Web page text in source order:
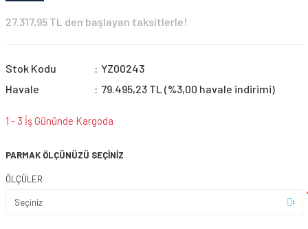
27.317,95 TL den başlayan taksitlerle!
Stok Kodu
YZ00243
Havale
79.495,23 TL (%3,00 havale indirimi)
1 - 3 İş Gününde Kargoda
PARMAK ÖLÇÜNÜZÜ SEÇİNİZ
ÖLÇÜLER